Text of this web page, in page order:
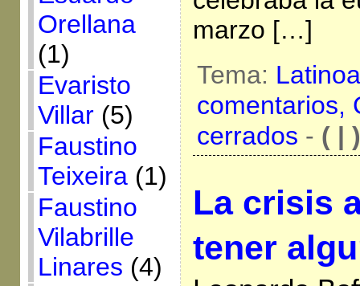
Orellana
(1)
Evaristo
Villar(5)
Faustino
Teixeira(1)
Faustino
Vilabrille
Linares (4)
marzo […]
Tema:
comentarios,
cerrados - ( | )
La crisis
tener